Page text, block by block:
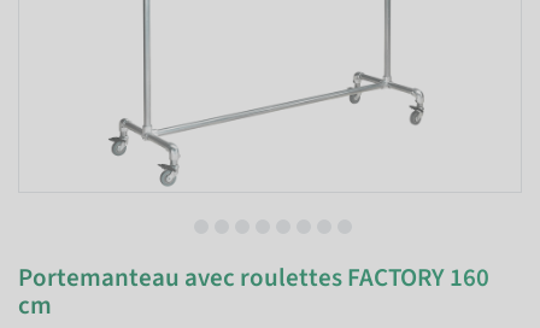
Portemanteau avec roulettes FACTORY 160
cm